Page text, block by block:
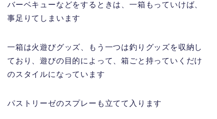
バーベキューなどをするときは、一箱もっていけば、
事足りてしまいます
一箱は火遊びグッズ、もう一つは釣りグッズを収納し
ており、遊びの目的によって、箱ごと持っていくだけ
のスタイルになっています
パストリーゼのスプレーも立てて入ります